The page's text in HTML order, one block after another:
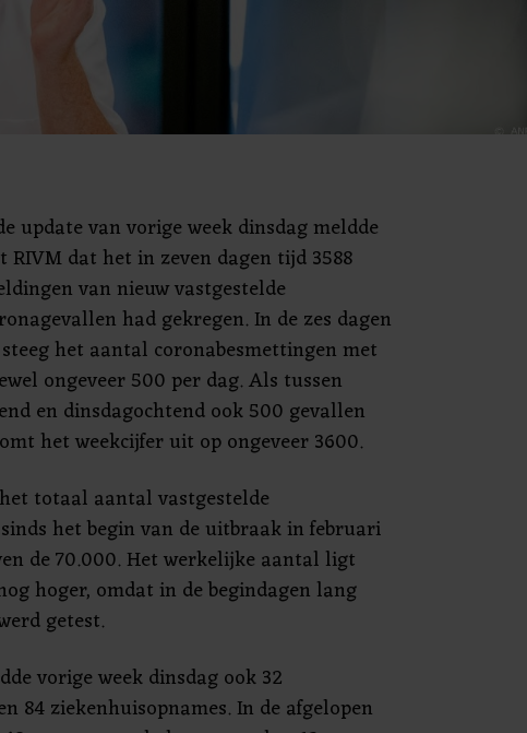
update van vorige week dinsdag meldde
RIVM dat het in zeven dagen tijd 3588
van nieuw vastgestelde
had gekregen. In de zes dagen
het aantal coronabesmettingen met
ongeveer 500 per dag. Als tussen
en dinsdagochtend ook 500 gevallen
het weekcijfer uit op ongeveer 3600.
totaal aantal vastgestelde
het begin van de uitbraak in februari
de 70.000. Het werkelijke aantal ligt
hoger, omdat in de begindagen lang
getest.
vorige week dinsdag ook 32
84 ziekenhuisopnames. In de afgelopen